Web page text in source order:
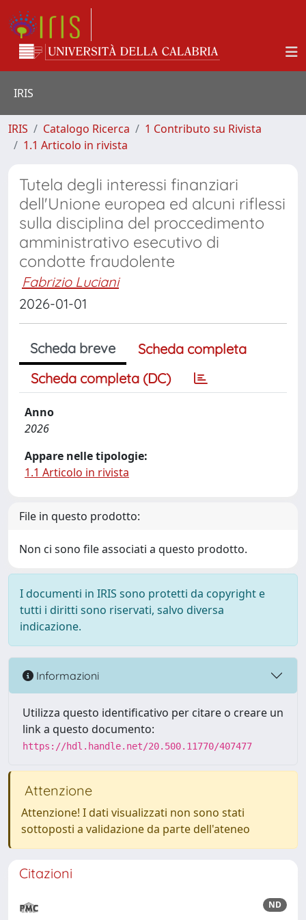
IRIS
IRIS Catalogo Ricerca
1 Contributo su Rivista
1.1 Articolo in rivista
Tutela degli interessi finanziari
dell'Unione europea ed alcuni riflessi
sulla disciplina del proccedimento
amministrativo esecutivo di
condotte fraudolente
Fabrizio Luciani
2026-01-01
Scheda breve
Scheda completa
Scheda completa (DC)
Anno
2026
Appare nelle tipologie:
1.1 Articolo in rivista
File in questo prodotto:
Non ci sono file associati a questo prodotto.
I documenti in IRIS sono protetti da copyright e
tutti i diritti sono riservati, salvo diversa
indicazione.
Informazioni
Utilizza questo identificativo per citare o creare un
link a questo documento:
https://hdl.handle.net/20.500.11770/407477
Attenzione
Attenzione! I dati visualizzati non sono stati
sottoposti a validazione da parte dell'ateneo
Citazioni
ND